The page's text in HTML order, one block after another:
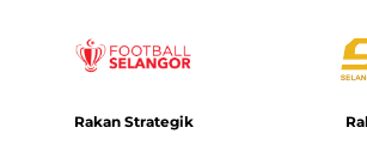
Rakan Strategik